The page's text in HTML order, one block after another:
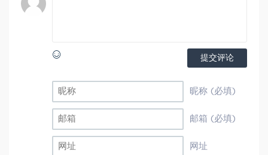
提交评论
昵称 (必填)
邮箱 (必填)
网址